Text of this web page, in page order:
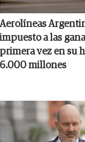
Aerolíneas
impuesto a las
primera vez en su
6.000 millones